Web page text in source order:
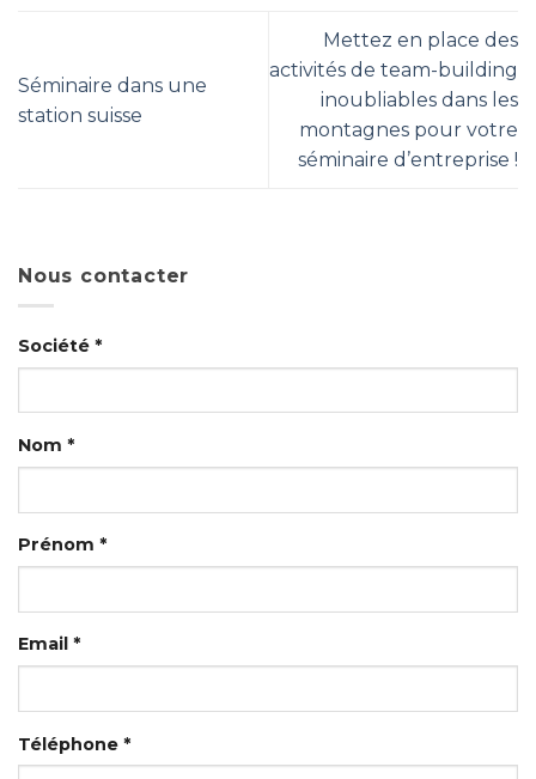
Séminaire dans une
station suisse
Mettez en place des
activités de team-building
inoubliables dans les
montagnes pour votre
séminaire d’entreprise !
Nous contacter
Société *
Nom *
Prénom *
Email *
Téléphone *